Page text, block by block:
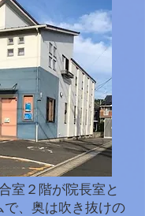
室２階が院長室と
で、奥は吹き抜けの